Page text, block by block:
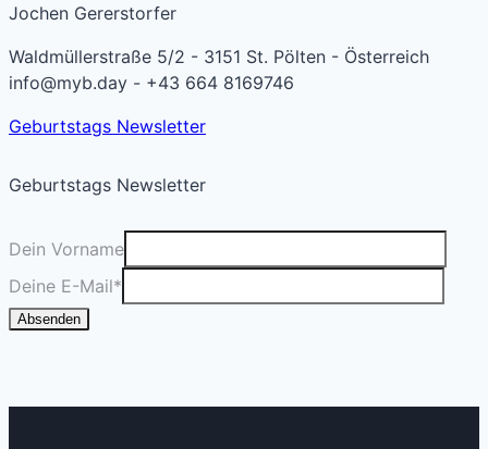
Jochen Gererstorfer
Waldmüllerstraße 5/2 - 3151 St. Pölten - Österreich
info@myb.day - +43 664 8169746
Geburtstags Newsletter
Geburtstags Newsletter
Dein Vorname
Deine E-Mail*
Absenden